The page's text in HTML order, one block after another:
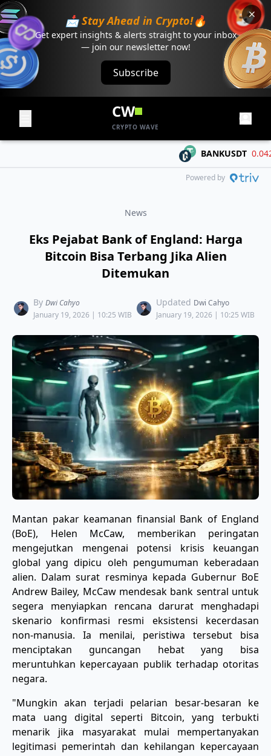
📩 Stay Ahead in Crypto!🔥
Get expert insights & alerts straight to your inbox
— join our newsletter now!
Subscribe
CW
CRYPTO WAVE
BANKUSDT 0.04269
Powered by
News
Eks Pejabat Bank of England: Harga
Bitcoin Bisa Terbang Jika Alien
Ditemukan
By Dwi Cahyo
January 19, 2026 | 10:25 WIB
Updated Dwi Cahyo
January 19, 2026 | 10:25 WIB
​Mantan pakar keamanan finansial Bank of England
(BoE), Helen McCaw, memberikan peringatan
mengejutkan mengenai potensi krisis keuangan
global yang dipicu oleh pengumuman keberadaan
alien. Dalam surat resminya kepada Gubernur BoE
Andrew Bailey, McCaw mendesak bank sentral untuk
segera menyiapkan rencana darurat menghadapi
skenario konfirmasi resmi eksistensi kecerdasan
non-manusia. Ia menilai, peristiwa tersebut bisa
menciptakan guncangan hebat yang bisa
meruntuhkan kepercayaan publik terhadap otoritas
negara.
"Mungkin akan terjadi pelarian besar-besaran ke
mata uang digital seperti Bitcoin, yang terbukti
menarik jika masyarakat mulai mempertanyakan
legitimasi pemerintah dan kehilangan kepercayaan